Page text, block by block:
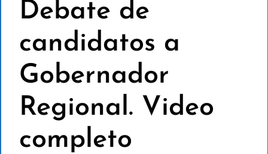
Debate de
candidatos a
Gobernador
Regional. Video
completo